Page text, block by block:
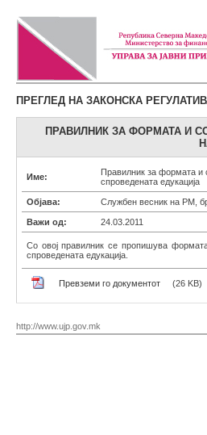
ПРЕГЛЕД НА ЗАКОНСКА
ПРАВИЛНИК ЗА ФОРМАТА И
Име:
Правилник за формата и
спроведената едукација
Објава: Службен весник на РМ,
Важи од: 24.03.2011
Со овој правилник се пропишува
спроведената едукација.
Превземи го документот (26 KB)
http://www.ujp.gov.mk